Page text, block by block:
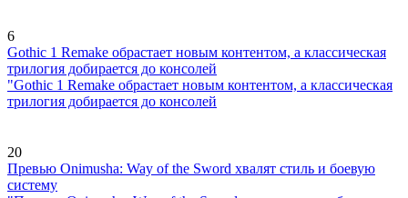
6
Gothic 1 Remake обрастает новым контентом, а классическая
трилогия добирается до консолей
"Gothic 1 Remake обрастает новым контентом, а классическая
трилогия добирается до консолей
20
Превью Onimusha: Way of the Sword хвалят стиль и боевую
систему